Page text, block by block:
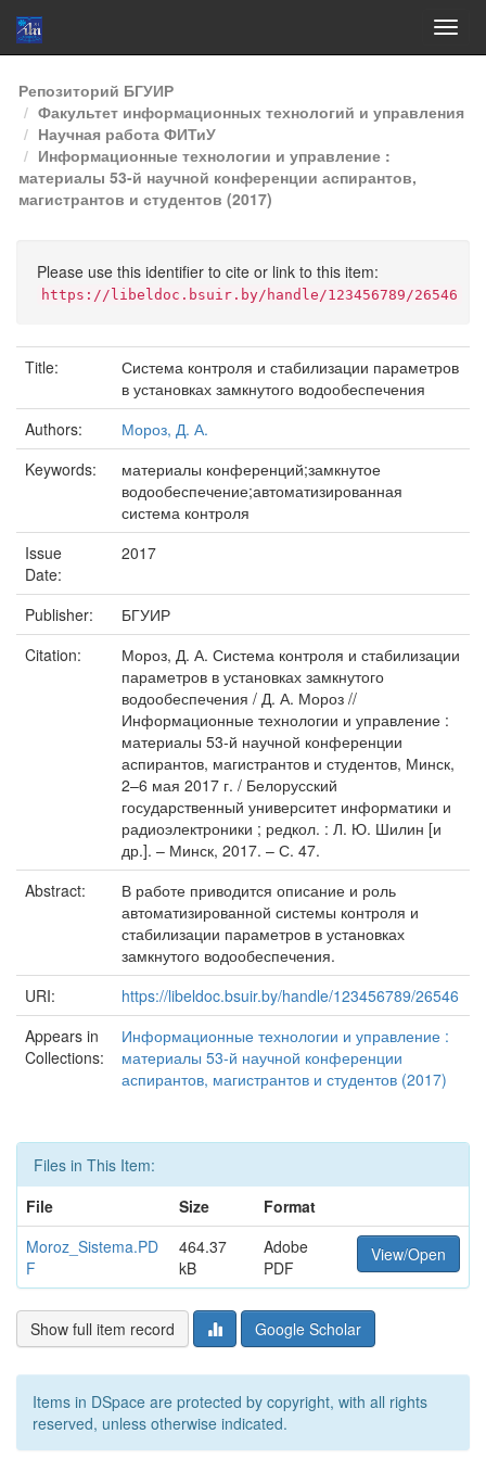
Skip
navigation
Репозиторий БГУИР
Факультет информационных технологий и управления
Научная работа ФИТиУ
Информационные технологии и управление :
материалы 53-й научной конференции аспирантов,
магистрантов и студентов (2017)
Please use this identifier to cite or link to this item:
https://libeldoc.bsuir.by/handle/123456789/26546
Title:
Система контроля и стабилизации параметров
в установках замкнутого водообеспечения
Authors:
Мороз, Д. А.
Keywords:
материалы конференций;замкнутое
водообеспечение;автоматизированная
система контроля
Issue
Date:
2017
Publisher:
БГУИР
Citation:
Мороз, Д. А. Система контроля и стабилизации
параметров в установках замкнутого
водообеспечения / Д. А. Мороз //
Информационные технологии и управление :
материалы 53-й научной конференции
аспирантов, магистрантов и студентов, Минск,
2–6 мая 2017 г. / Белорусский
государственный университет информатики и
радиоэлектроники ; редкол. : Л. Ю. Шилин [и
др.]. – Минск, 2017. – С. 47.
Abstract:
В работе приводится описание и роль
автоматизированной системы контроля и
стабилизации параметров в установках
замкнутого водообеспечения.
URI:
https://libeldoc.bsuir.by/handle/123456789/26546
Appears in
Collections:
Информационные технологии и управление :
материалы 53-й научной конференции
аспирантов, магистрантов и студентов (2017)
Files in This Item:
File
Size
Format
Moroz_Sistema.PD
F
464.37
kB
Adobe
PDF
View/Open
Show full item record Google Scholar
Items in DSpace are protected by copyright, with all rights
reserved, unless otherwise indicated.